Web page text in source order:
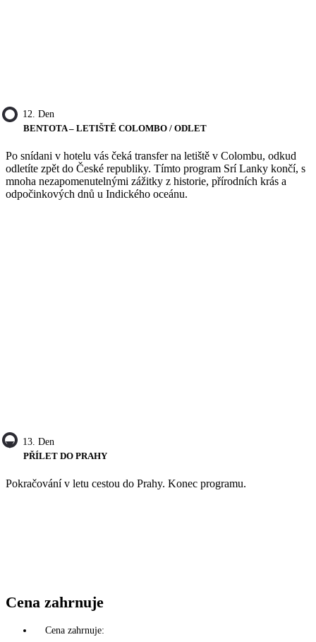
12. Den
BENTOTA – LETIŠTĚ COLOMBO / ODLET
Po snídani v hotelu vás čeká transfer na letiště v Colombu, odkud
odletíte zpět do České republiky. Tímto program Srí Lanky končí, s
mnoha nezapomenutelnými zážitky z historie, přírodních krás a
odpočinkových dnů u Indického oceánu.
13. Den
PŘÍLET DO PRAHY
Pokračování v letu cestou do Prahy. Konec programu.
Cena zahrnuje
Cena zahrnuje: